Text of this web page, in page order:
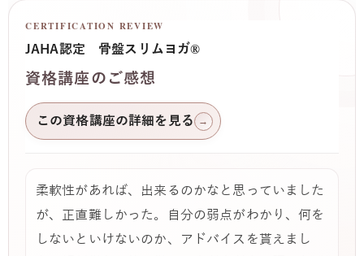
CERTIFICATION REVIEW
JAHA認定 骨盤スリムヨガ®
資格講座のご感想
この資格講座の詳細を見る →
柔軟性があれば、出来るのかなと思っていました
が、正直難しかった。自分の弱点がわかり、何を
しないといけないのか、アドバイスを貰えまし